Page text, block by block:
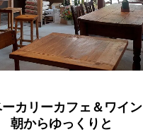
カリーカフェ＆ワイン
朝からゆっくりと